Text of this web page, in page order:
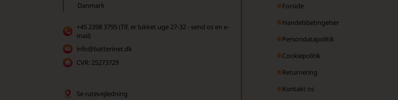
Danmark
+45 2398 3795 (Tlf. er lukket uge 27-32 - send os en e-
mail)
info@batterinet.dk
CVR: 25273729
Se rutevejledning
Forside
Handelsbetingelser
Persondatapolitik
Cookiepolitik
Returnering
Kontakt os